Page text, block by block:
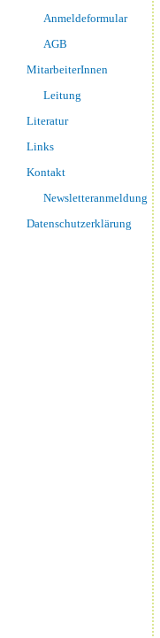
Anmeldeformular
AGB
MitarbeiterInnen
Leitung
Literatur
Links
Kontakt
Newsletteranmeldung
Datenschutzerklärung